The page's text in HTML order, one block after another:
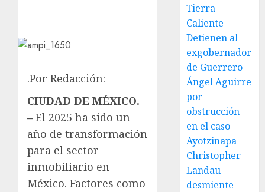
.Por Redacción:
CIUDAD DE MÉXICO.
– El 2025 ha sido un
año de transformación
para el sector
inmobiliario en
México. Factores como
Tierra
Caliente
Detienen al
exgobernador
de Guerrero
Ángel Aguirre
por
obstrucción
en el caso
Ayotzinapa
Christopher
Landau
desmiente